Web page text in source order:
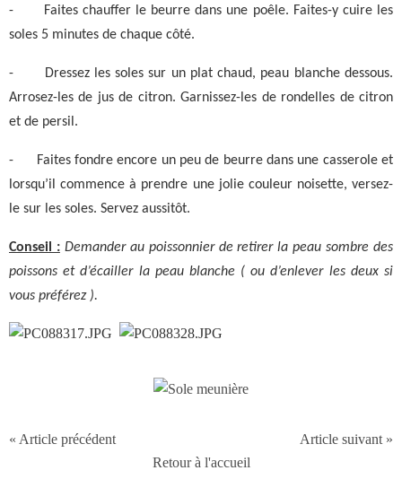
-
Faites chauffer le beurre dans une poêle. Faites-y cuire les
soles 5 minutes de chaque côté.
-
Dressez les soles sur un plat chaud, peau blanche dessous.
Arrosez-les de jus de citron. Garnissez-les de rondelles de citron
et de persil.
-
Faites fondre encore un peu de beurre dans une casserole et
lorsqu’il commence à prendre une jolie couleur noisette, versez-
le sur les soles. Servez aussitôt.
Conseil : Demander au poissonnier de retirer la peau sombre des
poissons et d’écailler la peau blanche ( ou d’enlever les deux si
vous préférez ).
« Article précédent
Article suivant »
Retour à l'accueil